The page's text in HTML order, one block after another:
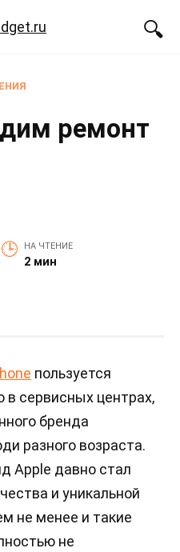
ремонт
НА ЧТЕНИЕ
2 мин
пользуется
в сервисных центрах,
бренда
разного возраста.
Apple давно стал
и уникальной
не менее и такие
не